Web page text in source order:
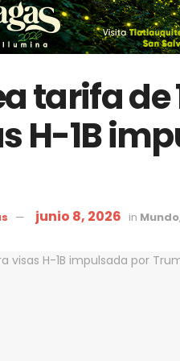
tarifa de
H-1B
junio 8, 2026 in Mundo,